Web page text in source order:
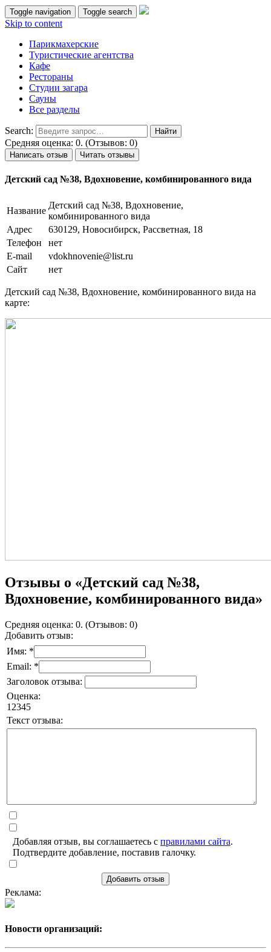
Toggle navigation Toggle search
Skip to content
Парикмахерские
Туристические агентства
Кафе
Рестораны
Студии загара
Сауны
Все разделы
Search:
Средняя оценка: 0. (Отзывов: 0)
Написать отзыв Читать отзывы
Детский сад №38, Вдохновение, комбинированного вида
Название
Детский сад №38, Вдохновение,
комбинированного вида
Адрес
630129, Новосибирск, Рассветная, 18
Телефон
нет
E-mail
vdokhnovenie@list.ru
Сайт
нет
Детский сад №38, Вдохновение, комбинированного вида на
карте:
Отзывы о «Детский сад №38,
Вдохновение, комбинированного вида»
Средняя оценка: 0. (Отзывов: 0)
Добавить отзыв:
Имя: *
Email: *
Заголовок отзыва:
Оценка:
1 2345
Текст отзыва:
Добавляя отзыв, вы соглашаетесь с правилами сайта.
Подтвердите добавление, поставив галочку.
Добавить отзыв
Реклама:
Новости организаций: